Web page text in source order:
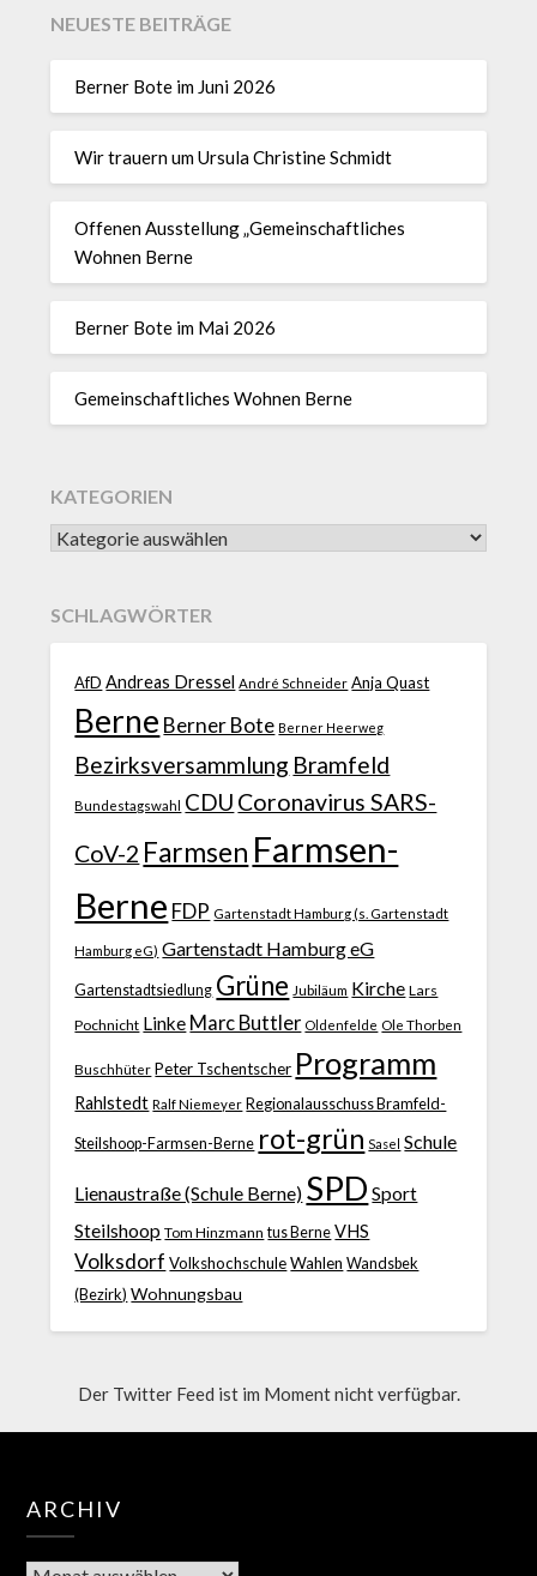
NEUESTE BEITRÄGE
Berner Bote im Juni 2026
Wir trauern um Ursula Christine Schmidt
Offenen Ausstellung „Gemeinschaftliches
Wohnen Berne
Berner Bote im Mai 2026
Gemeinschaftliches Wohnen Berne
KATEGORIEN
SCHLAGWÖRTER
AfD Andreas Dressel André Schneider Anja Quast
Berne Berner Bote Berner Heerweg
Bezirksversammlung Bramfeld
Bundestagswahl CDU Coronavirus SARS-
CoV-2 Farmsen Farmsen-
Berne FDP Gartenstadt Hamburg (s. Gartenstadt
Hamburg eG) Gartenstadt Hamburg eG
Gartenstadtsiedlung Grüne Jubiläum Kirche Lars
Pochnicht Linke Marc Buttler Oldenfelde Ole Thorben
Buschhüter Peter Tschentscher Programm
Rahlstedt Ralf Niemeyer Regionalausschuss Bramfeld-
Steilshoop-Farmsen-Berne rot-grün Sasel Schule
Lienaustraße (Schule Berne) SPD Sport
Steilshoop Tom Hinzmann tus Berne VHS
Volksdorf Volkshochschule Wahlen Wandsbek
(Bezirk) Wohnungsbau
Der Twitter Feed ist im Moment nicht verfügbar.
ARCHIV